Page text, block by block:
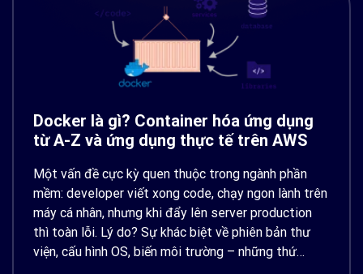
Docker là gì? Container hóa ứng dụng
từ A-Z và ứng dụng thực tế trên AWS
Một vấn đề cực kỳ quen thuộc trong ngành phần
mềm: developer viết xong code, chạy ngon lành trên
máy cá nhân, nhưng khi đẩy lên server production
thì toàn lỗi. Lý do? Sự khác biệt về phiên bản thư
viện, cấu hình OS, biến môi trường – những thứ